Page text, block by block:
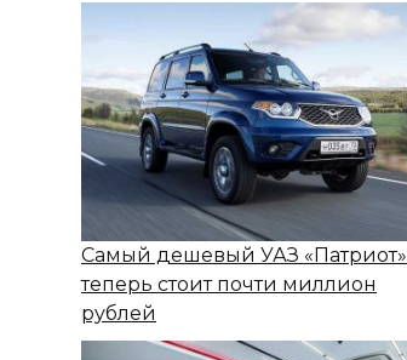
Самый дешевый УАЗ «Патриот»
теперь стоит почти миллион
рублей